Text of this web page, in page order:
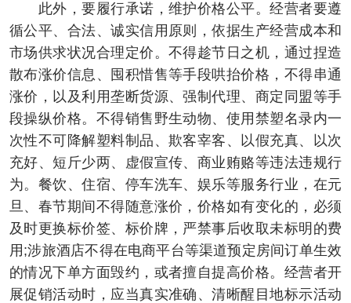
此外，要履行承诺，维护价格公平。经营者要遵
循公平、合法、诚实信用原则，依据生产经营成本和
市场供求状况合理定价。不得趁节日之机，通过捏造
散布涨价信息、囤积惜售等手段哄抬价格，不得串通
涨价，以及利用垄断货源、强制代理、商定同盟等手
段操纵价格。不得销售野生动物、使用禁塑名录内一
次性不可降解塑料制品、欺客宰客、以假充真、以次
充好、短斤少两、虚假宣传、商业贿赂等违法违规行
为。餐饮、住宿、停车洗车、娱乐等服务行业，在元
旦、春节期间不得随意涨价，价格如有变化的，必须
及时更换标价签、标价牌，严禁事后收取未标明的费
用;涉旅酒店不得在电商平台等渠道预定房间订单生效
的情况下单方面毁约，或者擅自提高价格。经营者开
展促销活动时，应当真实准确、清晰醒目地标示活动